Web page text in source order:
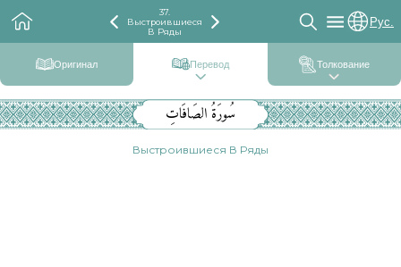
37.
Выстроившиеся
В Ряды
Рус.
Оригинал Перевод Толкование
سُورَةُ الصَافَاتِ
Выстроившиеся В Ряды